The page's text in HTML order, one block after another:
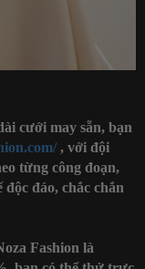
cưới may sẵn, bạn
, với đội
từng công đoạn,
đáo, chắc chắn
Fashion là